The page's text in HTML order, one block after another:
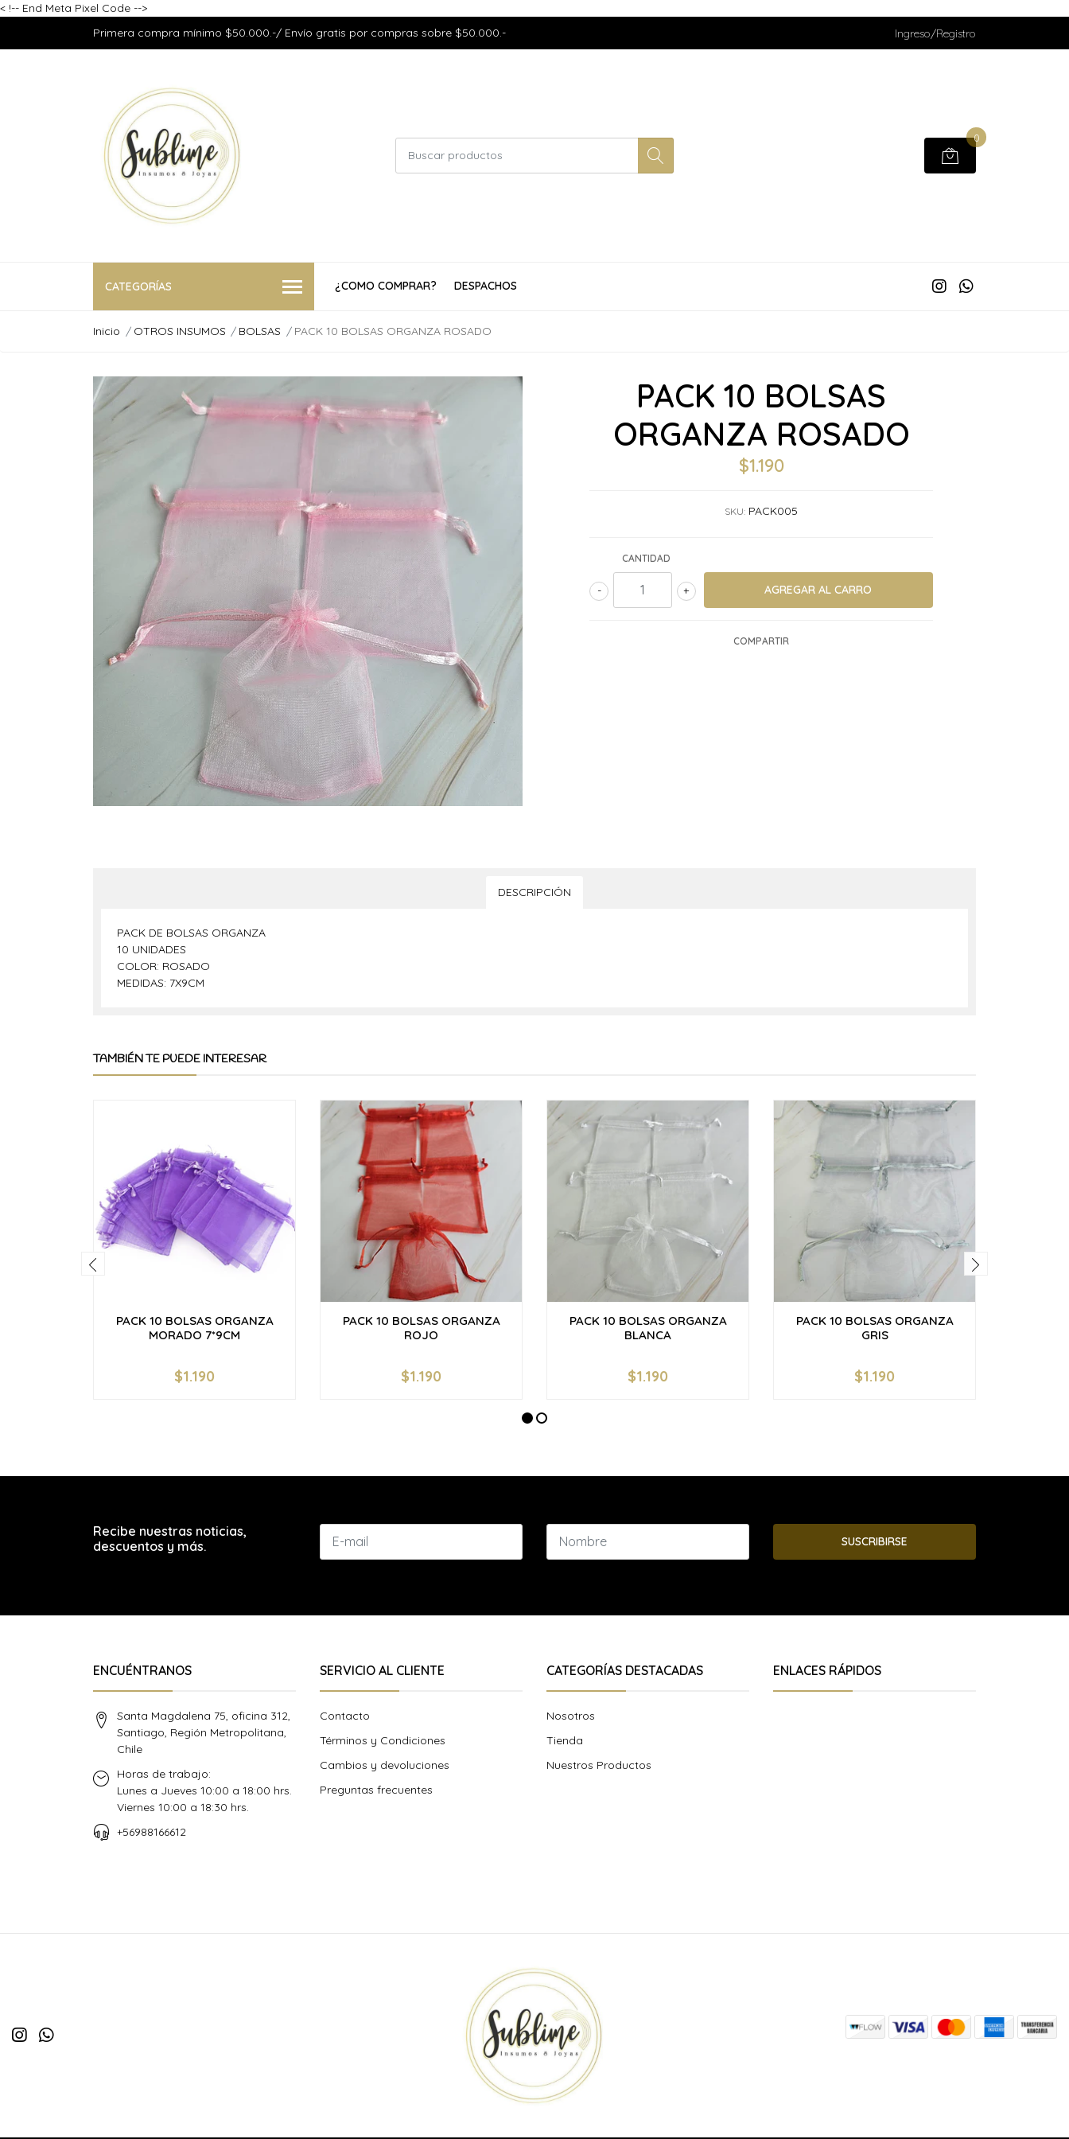
< !-- End Meta Pixel Code -->
Primera compra mínimo $50.000.-/ Envío gratis por compras sobre $50.000.-
Ingreso/Registro
0
CATEGORÍAS ¿COMO COMPRAR? DESPACHOS
Inicio OTROS INSUMOS BOLSAS PACK 10 BOLSAS ORGANZA ROSADO
PACK 10 BOLSAS
ORGANZA ROSADO
$1.190
SKU: PACK005
CANTIDAD
+
-
COMPARTIR
DESCRIPCIÓN
PACK DE BOLSAS ORGANZA
10 UNIDADES
COLOR: ROSADO
MEDIDAS: 7X9CM
TAMBIÉN TE PUEDE INTERESAR
PACK 10 BOLSAS ORGANZA
MORADO 7*9CM
+
$1.190
PACK 10 BOLSAS ORGANZA
ROJO
+
$1.190
PACK 10 BOLSAS ORGANZA
BLANCA
+
$1.190
PACK 10 BOLSAS ORGANZA
GRIS
+
$1.190
Recibe nuestras noticias,
descuentos y más.
SUSCRIBIRSE
ENCUÉNTRANOS
Santa Magdalena 75, oficina 312,
Santiago, Región Metropolitana,
Chile
Horas de trabajo:
Lunes a Jueves 10:00 a 18:00 hrs.
Viernes 10:00 a 18:30 hrs.
+56988166612
SERVICIO AL CLIENTE
Contacto
Términos y Condiciones
Cambios y devoluciones
Preguntas frecuentes
CATEGORÍAS DESTACADAS
Nosotros
Tienda
Nuestros Productos
ENLACES RÁPIDOS